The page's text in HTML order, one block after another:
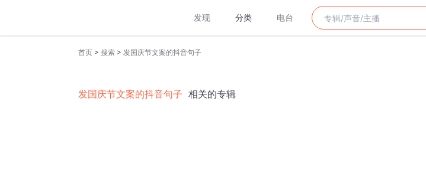
发现 分类 电台
首页 > 搜索 > 发国庆节文案的抖音句子
发国庆节文案的抖音句子 相关的专辑